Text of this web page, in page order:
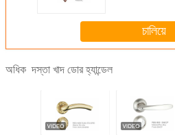
চালিয়ে
অধিকদস্তা খাদ ডোর হ্যান্ডেল